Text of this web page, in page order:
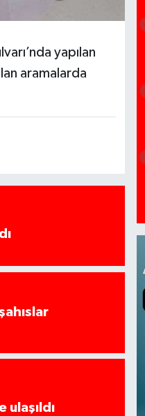
yapılan
aramalarda